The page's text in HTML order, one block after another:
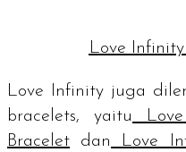
Love
Love Infinity juga
bracelets, yaitu
Bracelet dan
Love